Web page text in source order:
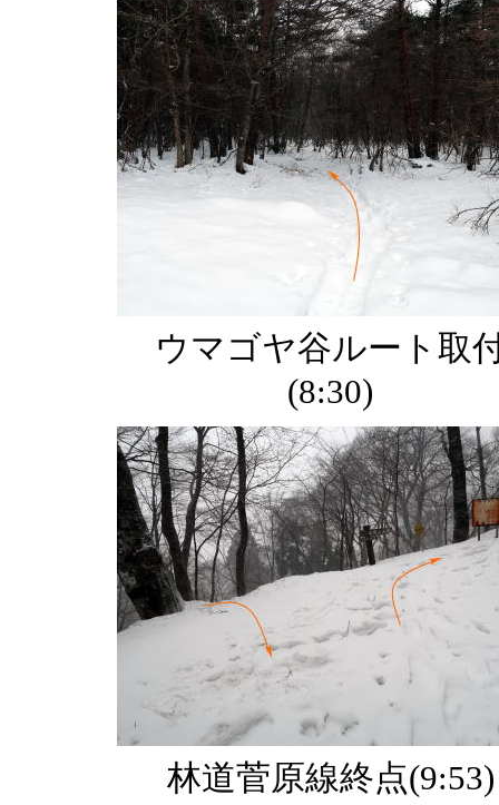
ウマゴヤ谷ルート取
(8:30)
林道菅原線終点(9:53)